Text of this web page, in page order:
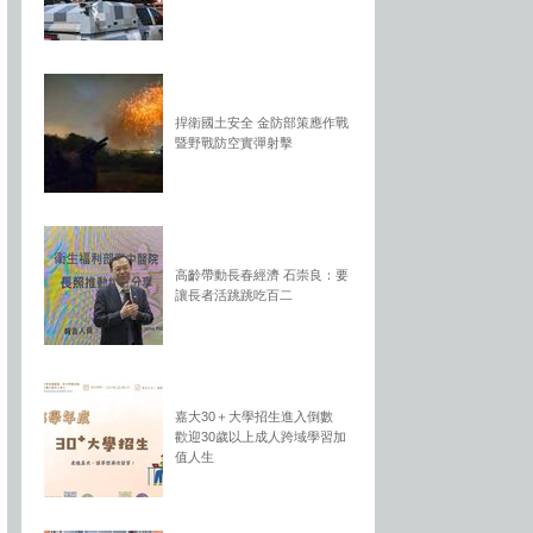
捍衛國土安全 金防部策應作戰
暨野戰防空實彈射擊
高齡帶動長春經濟 石崇良：要
讓長者活跳跳吃百二
嘉大30＋大學招生進入倒數
歡迎30歲以上成人跨域學習加
值人生